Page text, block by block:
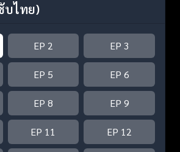
บไทย)
EP 2 EP 3
EP 5 EP 6
EP 8 EP 9
EP 11 EP 12